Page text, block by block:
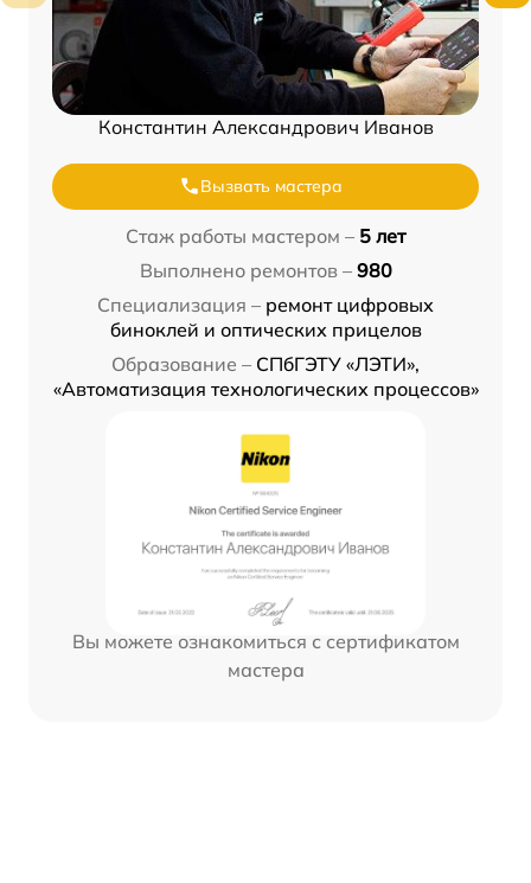
Константин Александрович Иванов
Вызвать мастера
Стаж работы мастером – 5 лет
Выполнено ремонтов – 980
Специализация – ремонт цифровых
биноклей и оптических прицелов
Образование – СПбГЭТУ «ЛЭТИ»,
«Автоматизация технологических процессов»
Вы можете ознакомиться с сертификатом
мастера